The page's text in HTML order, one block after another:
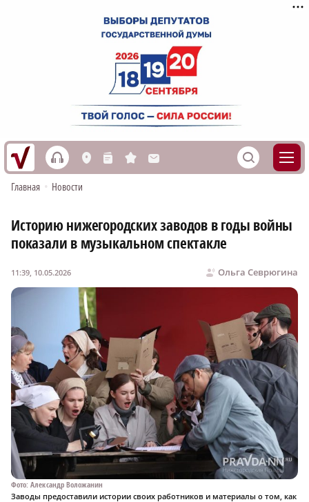
h L n s M S
Главная • Новости
Историю нижегородских заводов в годы войны
показали в музыкальном спектакле
Ольга Севрюгина
11:39, 10.05.2026
Фото: Александр Воложанин
Заводы предоставили истории своих работников и материалы о том, как